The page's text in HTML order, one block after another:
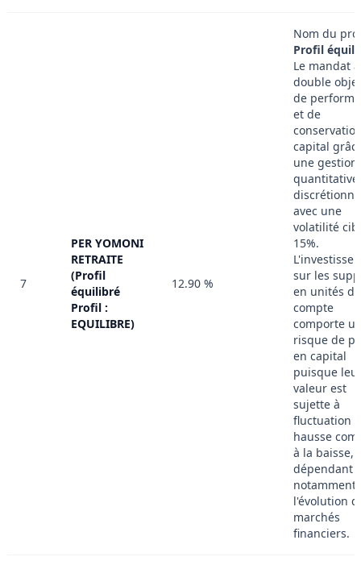
7
PER YOMONI
RETRAITE
(Profil
équilibré
Profil :
EQUILIBRE)
12.90 %
Nom du
Profil
Le mandat
double
de
et de
capital
une gestion
quantitative
avec une
volatilité
15%.
sur les
en unités de
compte
comporte
risque de
en capital
puisque
valeur est
sujette à
fluctuation
hausse
à la baisse,
dépendant
notamment
l'évolution
marchés
financiers.